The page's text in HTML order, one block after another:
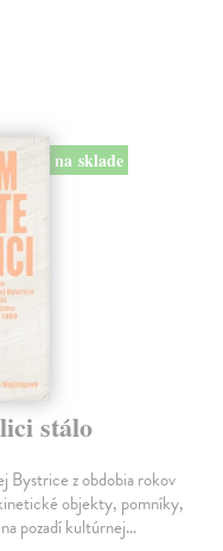
na sklade
stálo
Bystrice z obdobia rokov
objekty, pomníky,
pozadí kultúrnej…